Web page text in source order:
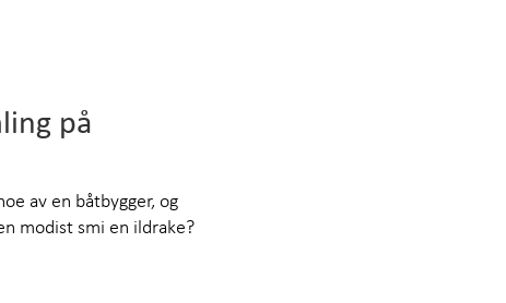
på
av en båtbygger, og
modist smi en ildrake?